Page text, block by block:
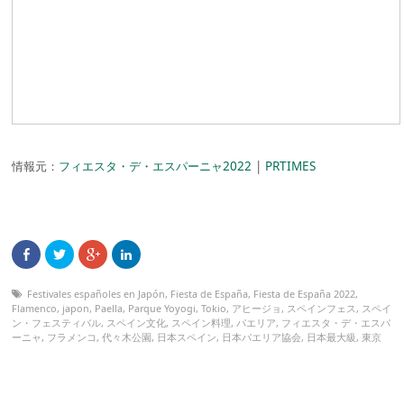
情報元： フィエスタ・デ・エスパーニャ2022 | PRTIMES
Festivales españoles en Japón, Fiesta de España, Fiesta de España 2022,
Flamenco, japon, Paella, Parque Yoyogi,Tokio, アヒージョ, スペインフェス, スペイ
ン・フェスティバル, スペイン文化, スペイン料理,パエリア, フィエスタ・デ・エスパ
ーニャ, フラメンコ,代々木公園, 日本スペイン, 日本パエリア協会, 日本最大級,東京